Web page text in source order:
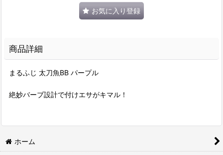
お気に入り登録
商品詳細
まるふじ 太刀魚BB パープル
絶妙バーブ設計で付けエサがキマル！
ホーム